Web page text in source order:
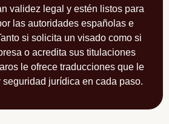
validez legal y estén listos para
las autoridades españolas e
si solicita un visado como si
o acredita sus titulaciones
le ofrece traducciones que le
jurídica en cada paso.